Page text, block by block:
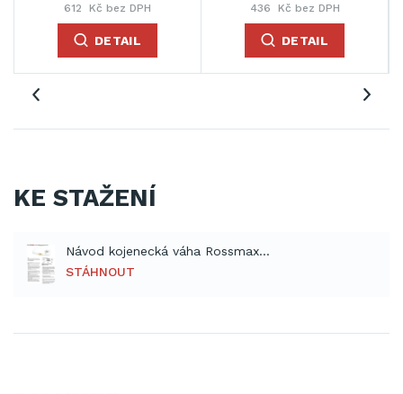
612 Kč bez DPH
DETAIL
436 Kč bez DPH
DETAIL
KE STAŽENÍ
Návod kojenecká váha Rossmax WE300 (PDF)
STÁHNOUT